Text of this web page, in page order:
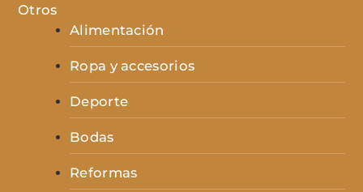
Otros
Alimentación
Ropa y accesorios
Deporte
Bodas
Reformas